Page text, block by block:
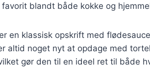
blandt både kokke og
en klassisk opskrift med
altid noget nyt at opdage med
gør den til en ideel ret til både